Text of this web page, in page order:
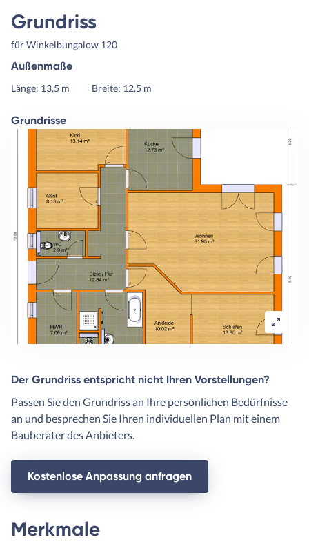
Grundriss
für Winkelbungalow 120
Außenmaße
Länge: 13,5 m Breite: 12,5 m
Grundrisse
Der Grundriss entspricht nicht Ihren Vorstellungen?
Passen Sie den Grundriss an Ihre persönlichen Bedürfnisse
an und besprechen Sie Ihren individuellen Plan mit einem
Bauberater des Anbieters.
Kostenlose Anpassung anfragen
Merkmale